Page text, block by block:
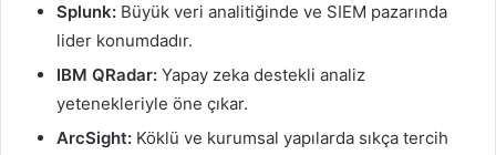
Splunk: Büyük veri analitiğinde ve SIEM pazarında
lider konumdadır.
IBM QRadar: Yapay zeka destekli analiz
yetenekleriyle öne çıkar.
ArcSight: Köklü ve kurumsal yapılarda sıkça tercih